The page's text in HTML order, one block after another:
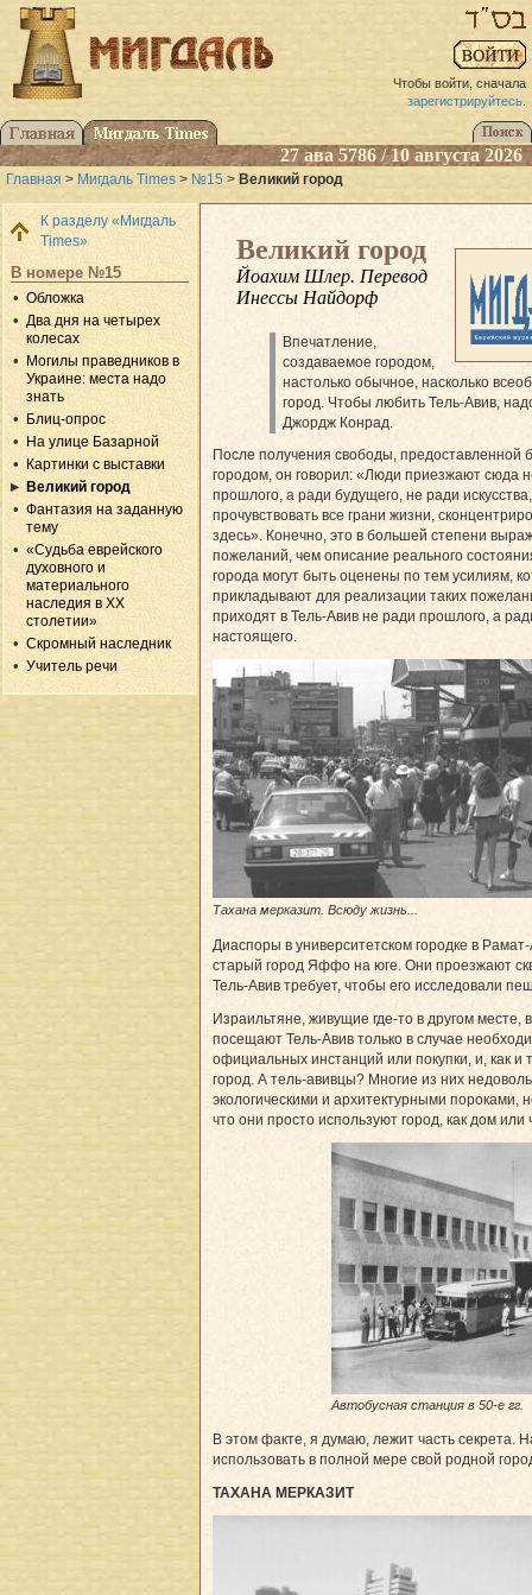
Чтобы войти, сначала
зарегистрируйтесь.
27 ава 5786 / 10 августа 2026
Главная > Мигдаль Times > №15 > Великий город
К разделу «Мигдаль
Times»
В номере №15
Обложка
Два дня на четырех
колесах
Могилы праведников в
Украине: места надо
знать
Блиц-опрос
На улице Базарной
Картинки с выставки
Великий город
Фантазия на заданную
тему
«Судьба еврейского
духовного и
материального
наследия в XX
столетии»
Скромный наследник
Учитель речи
Великий город
Йоахим Шлер. Перевод
Инессы Найдорф
Впечатление,
создаваемое городом,
настолько обычное, насколько
город. Чтобы любить Тель-Авив,
Джордж Конрад.
После получения свободы, предоставленной
городом, он говорил: «Люди приезжают сюда
прошлого, а ради будущего, не ради
прочувствовать все грани жизни,
здесь». Конечно, это в большей степени
пожеланий, чем описание реального
города могут быть оценены по тем усилиям,
прикладывают для реализации таких
приходят в Тель-Авив не ради прошлого, а
настоящего.
Тахана мерказит. Всюду жизнь...
Диаспоры в университетском городке в
старый город Яффо на юге. Они проезжают
Тель-Авив требует, чтобы его исследовали
Израильтяне, живущие где-то в другом
посещают Тель-Авив только в случае
официальных инстанций или покупки, и, как и
город. А тель-авивцы? Многие из них
экологическими и архитектурными пороками,
что они просто используют город, как дом
Автобусная станция в 50-е гг.
В этом факте, я думаю, лежит часть секрета.
использовать в полной мере свой родной
ТАХАНА МЕРКАЗИТ